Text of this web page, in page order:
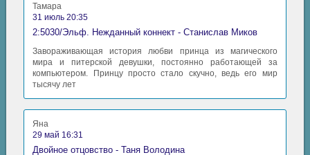
Тамара
31 июль 20:35
2:5030/Эльф. Нежданный коннект - Станислав Миков
Завораживающая история любви принца из магического
мира и питерской девушки, постоянно работающей за
компьютером. Принцу просто стало скучно, ведь его мир
тысячу лет
Яна
29 май 16:31
Двойное отцовство - Таня Володина